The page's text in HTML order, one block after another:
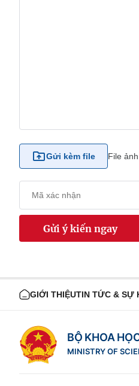
Gửi kèm file File
Gửi ý kiến ngay
GIỚI THIỆUTIN TỨC & SỰ
BỘ KHOA
MINISTRY OF